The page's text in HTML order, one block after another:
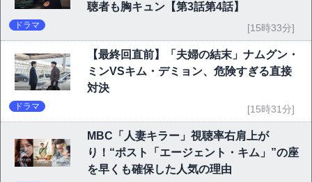
聴者も胸キュン【第3話第4話】
ドラマ [15時33分]
【最終回直前】「夫婦の結末」ナムグン・
ミンVSキム・デミョン、危険すぎる直接
対決
ドラマ [15時31分]
MBC「人妻キラー」視聴率右肩上が
り！“ポスト「エージェント・キム」”の座
を早くも確保した人気の理由